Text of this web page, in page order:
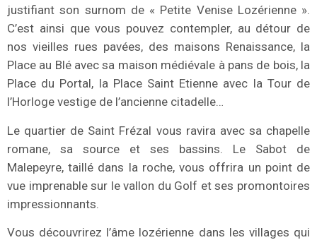
justifiant son surnom de « Petite Venise Lozérienne ».
C’est ainsi que vous pouvez contempler, au détour de
nos vieilles rues pavées, des maisons Renaissance, la
Place au Blé avec sa maison médiévale à pans de bois, la
Place du Portal, la Place Saint Etienne avec la Tour de
l’Horloge vestige de l’ancienne citadelle…
Le quartier de Saint Frézal vous ravira avec sa chapelle
romane, sa source et ses bassins. Le Sabot de
Malepeyre, taillé dans la roche, vous offrira un point de
vue imprenable sur le vallon du Golf et ses promontoires
impressionnants.
Vous découvrirez l’âme lozérienne dans les villages qui